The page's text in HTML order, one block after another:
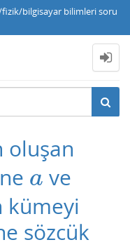
bilgisayar bilimleri soru
oluşan
a
a ve
kümeyi
sözcük